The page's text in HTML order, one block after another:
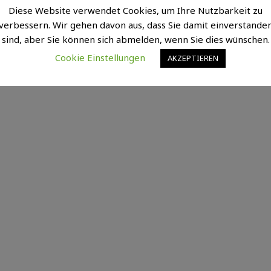
Diese Website verwendet Cookies, um Ihre Nutzbarkeit zu
Wir gehen davon aus, dass Sie damit
sind, aber Sie können sich abmelden, wenn Sie dies wünschen.
Cookie Einstellungen
AKZEPTIEREN